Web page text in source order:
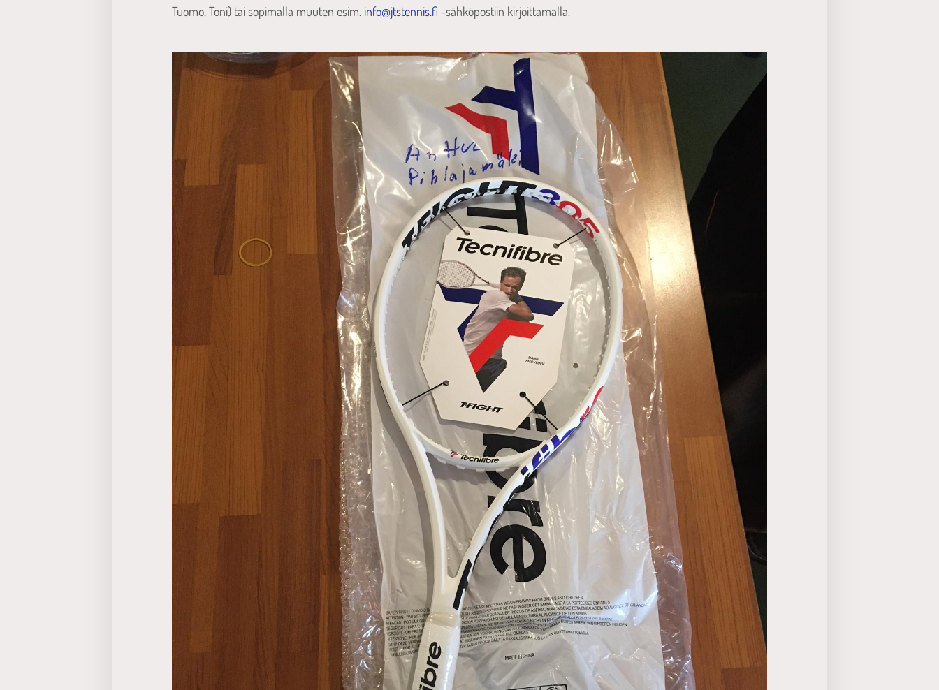
Tuomo, Toni) tai sopimalla muuten esim. info@jtstennis.fi -sähköpostiin kirjoittamalla.